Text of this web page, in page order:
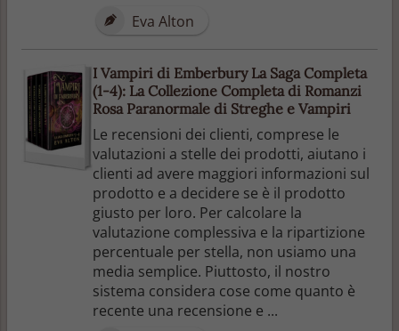
Eva Alton
I Vampiri di Emberbury La Saga Completa
(1-4): La Collezione Completa di Romanzi
Rosa Paranormale di Streghe e Vampiri
Le recensioni dei clienti, comprese le
valutazioni a stelle dei prodotti, aiutano i
clienti ad avere maggiori informazioni sul
prodotto e a decidere se è il prodotto
giusto per loro. Per calcolare la
valutazione complessiva e la ripartizione
percentuale per stella, non usiamo una
media semplice. Piuttosto, il nostro
sistema considera cose come quanto è
recente una recensione e ...